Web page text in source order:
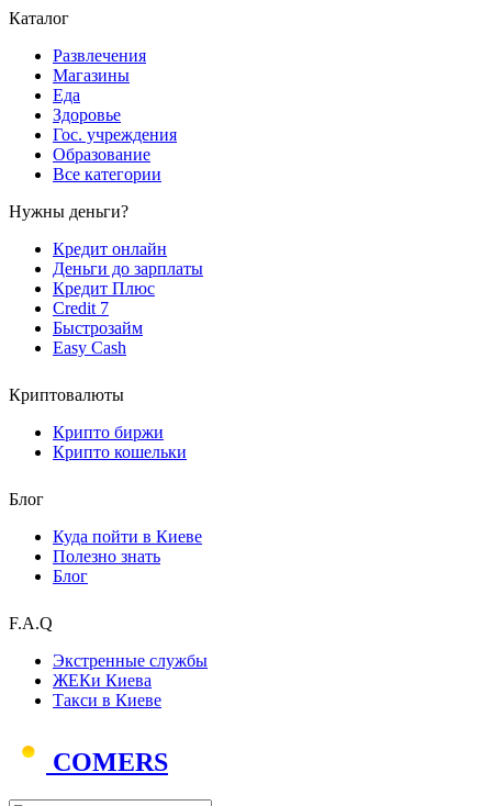
Каталог
Развлечения
Магазины
Еда
Здоровье
Гос. учреждения
Образование
Все категории
Нужны деньги?
Кредит онлайн
Деньги до зарплаты
Кредит Плюс
Credit 7
Быстрозайм
Easy Cash
Криптовалюты
Крипто биржи
Крипто кошельки
Блог
Куда пойти в Киеве
Полезно знать
Блог
F.A.Q
Экстренные службы
ЖЕКи Киева
Такси в Киеве
COMERS